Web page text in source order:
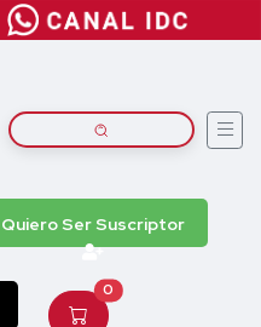
Quiero Ser Suscriptor
0